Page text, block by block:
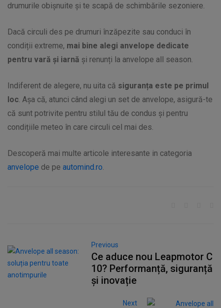
drumurile obișnuite și te scapă de schimbările sezoniere.
Dacă circuli des pe drumuri înzăpezite sau conduci în
condiții extreme, mai bine alegi anvelope dedicate
pentru vară și iarnă și renunți la anvelope all season.
Indiferent de alegere, nu uita că siguranța este pe primul
loc . Așa că, atunci când alegi un set de anvelope, asigură-te
că sunt potrivite pentru stilul tău de condus și pentru
condițiile meteo în care circuli cel mai des.
Descoperă mai multe articole interesante in categoria
anvelope de pe automind.ro
Previous
Ce aduce nou Leapmotor C
10? Performanță, siguranță
și inovație
Next